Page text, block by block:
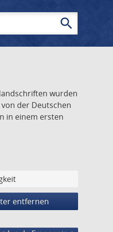
search
wurden
der Deutschen
in einem ersten
entfernen